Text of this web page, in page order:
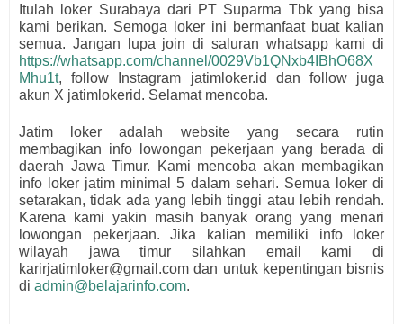
Itulah loker Surabaya dari PT Suparma Tbk yang bisa
kami berikan. Semoga loker ini bermanfaat buat kalian
semua. Jangan lupa join di saluran whatsapp kami di
https://whatsapp.com/channel/0029Vb1QNxb4IBhO68X
Mhu1t, follow Instagram jatimloker.id dan follow juga
akun X jatimlokerid. Selamat mencoba.
Jatim loker adalah website yang secara rutin
membagikan info lowongan pekerjaan yang berada di
daerah Jawa Timur. Kami mencoba akan membagikan
info loker jatim minimal 5 dalam sehari. Semua loker di
setarakan, tidak ada yang lebih tinggi atau lebih rendah.
Karena kami yakin masih banyak orang yang menari
lowongan pekerjaan. Jika kalian memiliki info loker
wilayah jawa timur silahkan email kami di
karirjatimloker@gmail.com dan untuk kepentingan bisnis
di admin@belajarinfo.com.